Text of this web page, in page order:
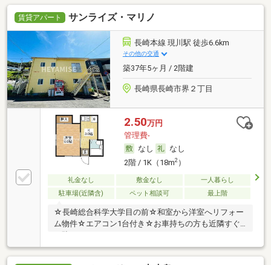
賃貸アパート サンライズ・マリノ
長崎本線 現川駅 徒歩6.6km
その他の交通
築37年5ヶ月 / 2階建
長崎県長崎市界２丁目
2.50万円
管理費-
なし
なし
2階 / 1K（18m2）
礼金なし 敷金なし
一人暮らし
駐車場(近隣含)
ペット相談可 最上階
☆長崎総合科学大学目の前☆和室から洋室へリフォー
ム物件☆エアコン1台付き☆お車持ちの方も近隣すぐ
で駐